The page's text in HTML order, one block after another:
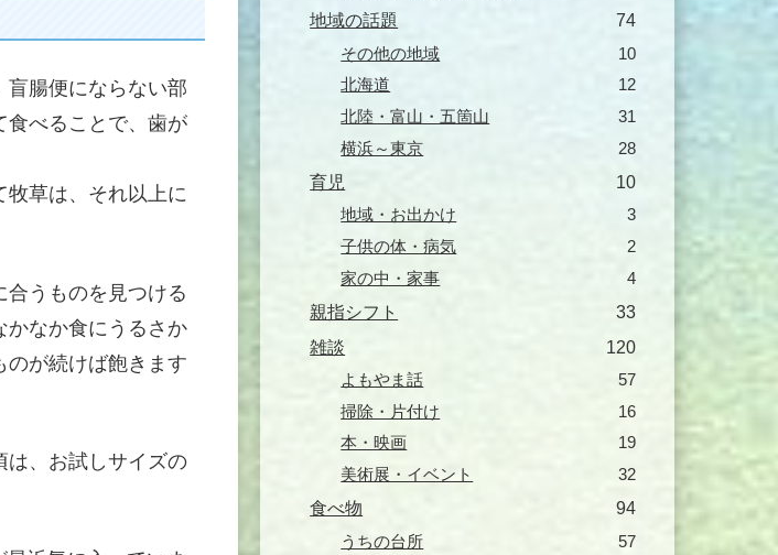
盲腸便にならない部
食べることで、歯が
牧草は、それ以上に
うものを見つける
かなか食にうるさか
のが続けば飽きます
は、お試しサイズの
地域の話題 74
その他の地域
10
北海道
12
北陸・富山・五箇山
31
横浜～東京
28
育児 10
地域・お出かけ
3
子供の体・病気
2
家の中・家事
4
親指シフト
33
雑談
120
よもやま話
57
掃除・片付け
16
本・映画
19
美術展・イベント
32
食べ物 94
うちの台所
57